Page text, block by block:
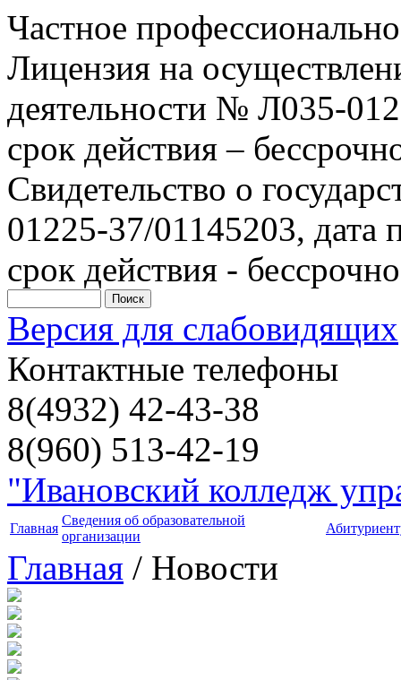
Частное
Лицензия на
деятельности № Л035-
срок действия –
Свидетельство о
01225-37/01145203, дата
срок действия - бессрочно
Версия для слабовидящих
Контактные телефоны
8(4932) 42-43-38
8(960) 513-42-19
"Ивановский колледж
Главная
Сведения об образовательной
организации
Главная / Новости